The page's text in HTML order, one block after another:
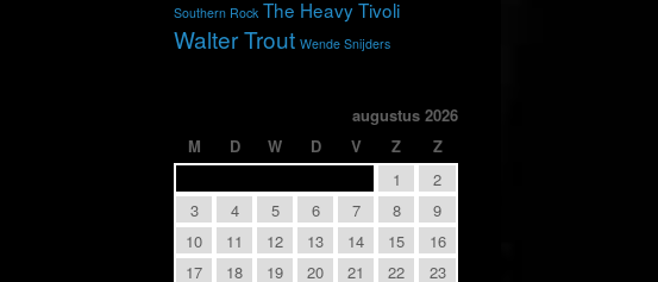
Southern Rock The HeavyTivoli
Walter Trout Wende Snijders
augustus 2026
M
D W D V Z
Z
1
2
3
4 5 6 7 8
9
10
11 12 13 14 15
16
17
18 19 20 21 22 23